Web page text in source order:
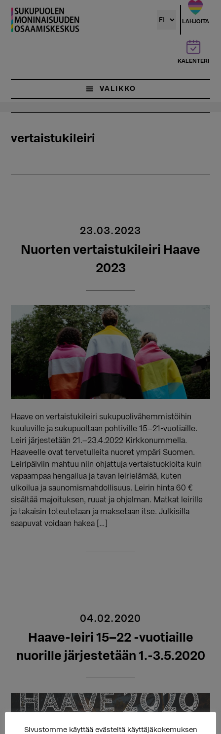
Hyppää
pääsisältöön
LAHJOITA
KALENTERI
VALIKKO
vertaistukileiri
23.03.2023
Nuorten vertaistukileiri Haave
2023
Haave on vertaistukileiri sukupuolivähemmistöihin
kuuluville ja sukupuoltaan pohtiville 15–21-vuotiaille.
Leiri järjestetään 21.–23.4.2022 Kirkkonummella.
Haaveelle ovat tervetulleita nuoret ympäri Suomen.
Leiripäiviin mahtuu niin ohjattuja vertaistuokioita kuin
vapaampaa hengailua ja tavan leirielämää, kuten
ulkoilua ja saunomismahdollisuus. Leirin hinta 60 €
sisältää majoituksen, ruuat ja ohjelman. Matkat leirille
ja takaisin toteutetaan ja maksetaan itse. Julkisilla
saapuvat voidaan hakea […]
04.02.2020
Haave-leiri 15–22 -vuotiaille
nuorille järjestetään 1.-3.5.2020
Sivustomme käyttää evästeitä käyttäjäkokemuksen